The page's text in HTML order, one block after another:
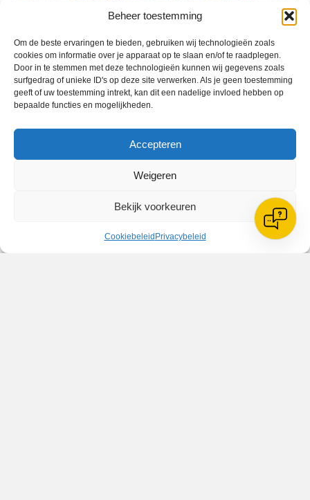
Beheer toestemming
Om de beste ervaringen te bieden, gebruiken wij technologieën zoals
cookies om informatie over je apparaat op te slaan en/of te raadplegen.
Door in te stemmen met deze technologieën kunnen wij gegevens zoals
surfgedrag of unieke ID's op deze site verwerken. Als je geen toestemming
geeft of uw toestemming intrekt, kan dit een nadelige invloed hebben op
bepaalde functies en mogelijkheden.
Accepteren
Weigeren
Bekijk voorkeuren
Cookiebeleid Privacybeleid
Berichten seizoen 2017-2018